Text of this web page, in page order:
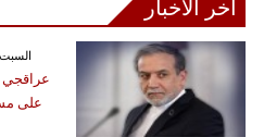
آخر الأخبار
GMT 13:23 2026 السبت ,08 آب / أغسطس
عراقجي
على